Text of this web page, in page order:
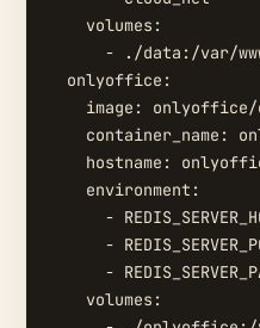
    volumes:
- ./data:/var/
  onlyoffice:
image:
container_name:
hostname:
    environment:
-
-
-
    volumes: